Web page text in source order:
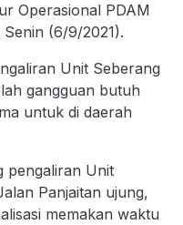
Operasional PDAM
(6/9/2021).
Unit Seberang
gangguan butuh
untuk di daerah
pengaliran Unit
Panjaitan ujung,
memakan waktu